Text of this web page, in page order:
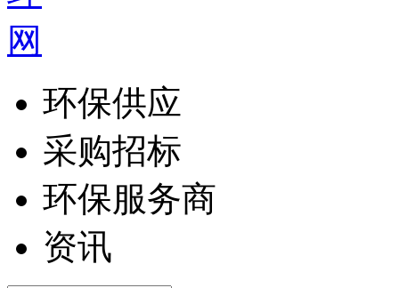
环保供应
采购招标
环保服务商
资讯